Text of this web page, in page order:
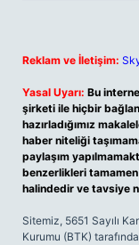
Reklam ve İletişim:
Yasal Uyarı: Bu
şirketi ile hiçbir
hazırladığımız
haber niteliği
paylaşım
benzerlikleri
halindedir ve tavsiye
Sitemiz, 5651 Sayılı
Kurumu (BTK)